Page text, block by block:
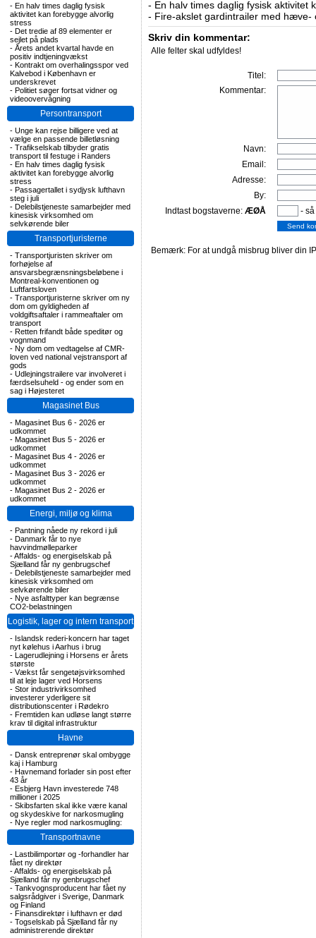
- En halv times daglig fysisk
aktivitet kan forebygge alvorlig
stress
- Det tredie af 89 elementer er
sejlet på plads
- Årets andet kvartal havde en
positiv indtjeningvækst
- Kontrakt om overhalingsspor ved
Kalvebod i København er
underskrevet
- Politiet søger fortsat vidner og
videoovervågning
Persontransport
- Unge kan rejse billigere ved at
vælge en passende billetløsning
- Trafikselskab tilbyder gratis
transport til festuge i Randers
- En halv times daglig fysisk
aktivitet kan forebygge alvorlig
stress
- Passagertallet i sydjysk lufthavn
steg i juli
- Delebilstjeneste samarbejder med
kinesisk virksomhed om
selvkørende biler
Transportjuristerne
- Transportjuristen skriver om
forhøjelse af
ansvarsbegrænsningsbeløbene i
Montreal-konventionen og
Luftfartsloven
- Transportjuristerne skriver om ny
dom om gyldigheden af
voldgiftsaftaler i rammeaftaler om
transport
- Retten frifandt både speditør og
vognmand
- Ny dom om vedtagelse af CMR-
loven ved national vejstransport af
gods
- Udlejningstrailere var involveret i
færdselsuheld - og ender som en
sag i Højesteret
Magasinet Bus
- Magasinet Bus 6 - 2026 er
udkommet
- Magasinet Bus 5 - 2026 er
udkommet
- Magasinet Bus 4 - 2026 er
udkommet
- Magasinet Bus 3 - 2026 er
udkommet
- Magasinet Bus 2 - 2026 er
udkommet
Energi, miljø og klima
- Pantning nåede ny rekord i juli
- Danmark får to nye
havvindmølleparker
-Affalds- og energiselskab på
Sjælland får ny genbrugschef
- Delebilstjeneste samarbejder med
kinesisk virksomhed om
selvkørende biler
- Nye asfalttyper kan begrænse
CO2-belastningen
Logistik, lager og intern transport
- Islandsk rederi-koncern har taget
nyt kølehus i Aarhus i brug
- Lagerudlejning i Horsens er årets
største
- Vækst får sengetøjsvirksomhed
til at leje lager ved Horsens
- Stor industrivirksomhed
investerer yderligere sit
distributionscenter i Rødekro
- Fremtiden kan udløse langt større
krav til digital infrastruktur
Havne
- Dansk entreprenør skal ombygge
kaj i Hamburg
- Havnemand forlader sin post efter
43 år
- Esbjerg Havn investerede 748
millioner i 2025
- Skibsfarten skal ikke være kanal
og skydeskive for narkosmugling
- Nye regler mod narkosmugling:
Transportnavne
- Lastbilimportør og -forhandler har
fået ny direktør
-Affalds- og energiselskab på
Sjælland får ny genbrugschef
- Tankvognsproducent har fået ny
salgsrådgiver i Sverige, Danmark
og Finland
- Finansdirektør i lufthavn er død
- Togselskab på Sjælland får ny
administrerende direktør
- En halv times daglig fysisk aktivitet
- Fire-akslet gardintrailer med hæve-
Skriv din kommentar:
Alle felter skal udfyldes!
Titel:
Kommentar:
Navn:
Email:
Adresse:
By:
Indtast bogstaverne: ÆØÅ -
Bemærk: For at undgå misbrug bliver din